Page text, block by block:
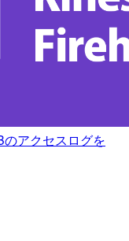
アクセスログを